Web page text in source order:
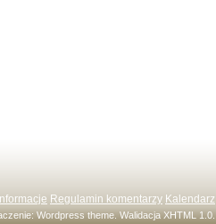
Regulamin komentarzy Kalendarz
Wordpress theme. WalidacjaXHTML 1.0.